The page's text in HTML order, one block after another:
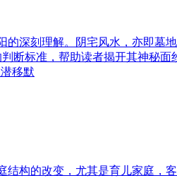
深刻理解。阴宅风水，亦即墓
断标准，帮助读者揭开其神秘面
移默
构的改变，尤其是育儿家庭，